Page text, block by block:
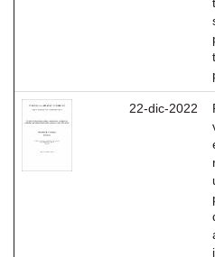
22-dic-2022